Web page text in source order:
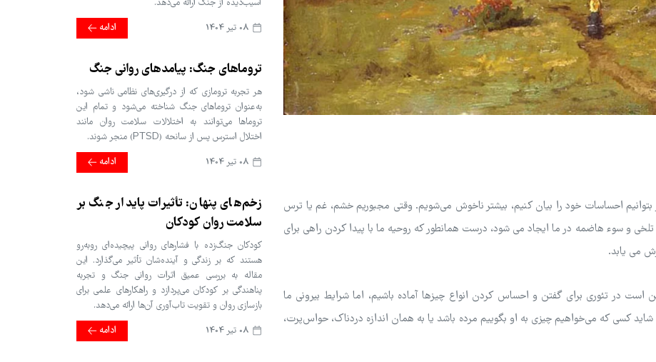
احساسات خود را بیان کنیم، بیشتر ناخوش می‌شویم. وقتی مجبوریم خشم، غم یا ترس
تلخی و سوء هاضمه در ما ایجاد می شود، درست همانطور که روحیه ما با پیدا کردن راهی برای
می یابد.
در تئوری برای گفتن و احساس کردن انواع چیزها آماده باشیم، اما شرایط بیرونی ما
شاید کسی که می‌خواهیم چیزی به او بگوییم مرده باشد یا به همان اندازه دردناک، حواس‌پرت،
آسیب‌دیده از جنگ ارائه می‌دهد.
ادامه
تروماهای جنگ: پیامدهای روانی جنگ
هر تجربه ترومازی که از درگیری‌های نظامی ناشی شود،
به‌عنوان تروماهای جنگ شناخته می‌شود و تمام این
تروماها می‌توانند به اختلالات سلامت روان مانند
اختلال استرس پس از سانحه (PTSD) منجر شوند.
ادامه
زخم‌های پنهان: تأثیرات پایدار جنگ بر
سلامت روان کودکان
کودکان جنگ‌زده با فشارهای روانی پیچیده‌ای روبه‌رو
هستند که بر زندگی و آینده‌شان تأثیر می‌گذارد. این
مقاله به بررسی عمیق اثرات روانی جنگ و تجربه
پناهندگی بر کودکان می‌پردازد و راهکارهای علمی برای
بازسازی روان و تقویت تاب‌آوری آن‌ها ارائه می‌دهد.
ادامه